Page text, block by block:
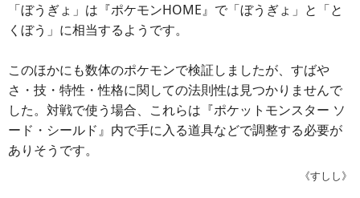
「ぼうぎょ」は『ポケモンHOME』で「ぼうぎょ」と「と
くぼう」に相当するようです。
このほかにも数体のポケモンで検証しましたが、すばや
さ・技・特性・性格に関しての法則性は見つかりませんで
した。対戦で使う場合、これらは『ポケットモンスター ソ
ード・シールド』内で手に入る道具などで調整する必要が
ありそうです。
《すしし》